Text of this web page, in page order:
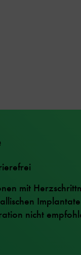
mit
nicht